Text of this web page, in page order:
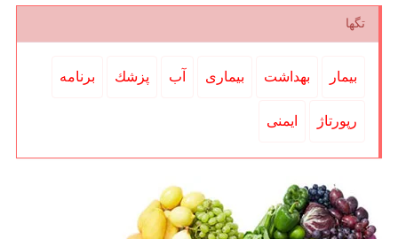
تگها
بیمار بهداشت بیماری آب پزشك برنامه
رپورتاژ ایمنی